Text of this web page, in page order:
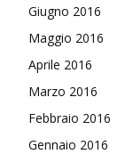
Giugno 2016
Maggio 2016
Aprile 2016
Marzo 2016
Febbraio 2016
Gennaio 2016